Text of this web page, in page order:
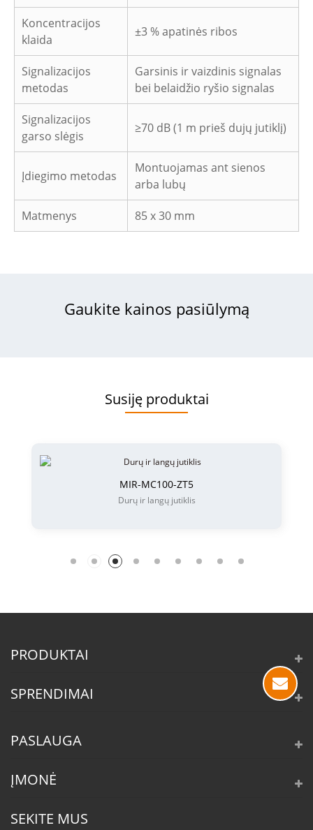
Koncentracijos
klaida
±3 % apatinės ribos
Signalizacijos
metodas
Garsinis ir vaizdinis signalas
bei belaidžio ryšio signalas
Signalizacijos
garso slėgis
≥70 dB (1 m prieš dujų jutiklį)
Įdiegimo metodas
Montuojamas ant sienos
arba lubų
Matmenys 85 x 30 mm
Gaukite kainos pasiūlymą
Susiję produktai
MIR-MC100-ZT5
Durų ir langų jutiklis
PRODUKTAI
SPRENDIMAI
PASLAUGA
ĮMONĖ
SEKITE MUS